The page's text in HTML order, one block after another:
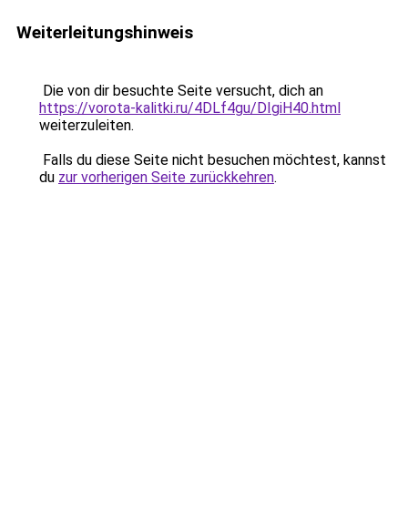
Weiterleitungshinweis
Die von dir besuchte Seite versucht, dich an
https://vorota-kalitki.ru/4DLf4gu/DIgiH40.html
weiterzuleiten.
Falls du diese Seite nicht besuchen möchtest, kannst
du zur vorherigen Seite zurückkehren.